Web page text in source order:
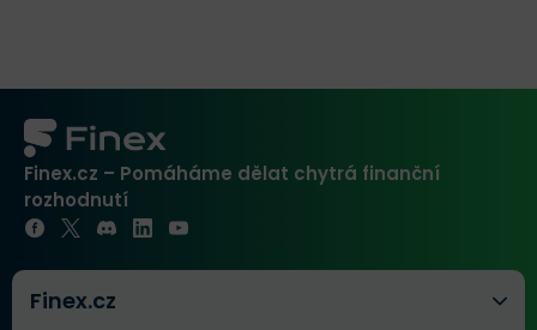
Finex.cz – Pomáháme dělat chytrá finanční
rozhodnutí
Finex.cz